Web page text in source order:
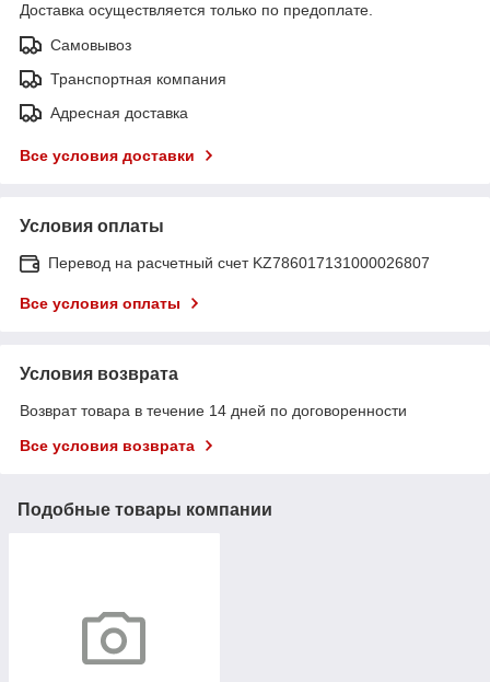
Доставка осуществляется только по предоплате.
Самовывоз
Транспортная компания
Адресная доставка
Все условия доставки
Условия оплаты
Перевод на расчетный счет KZ786017131000026807
Все условия оплаты
Условия возврата
Возврат товара в течение 14 дней по договоренности
Все условия возврата
Подобные товары компании